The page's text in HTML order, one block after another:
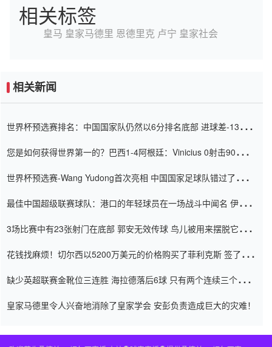
相关标签
皇马 皇家马德里 恩德里克 卢宁 皇家社会
相关新闻
世界杯预选赛排名：中国国家队仍然以6分排名底部 进球差-13令人
您是如何获得世界第一的？巴西1-4阿根廷：Vinicius 0射击90分钟
世界杯预选赛-Wang Yudong首次亮相 中国国家足球队错过了世界
最佳中国超级联赛球队：港口的年轻球员在一场战斗中闻名 伊万放
3场比赛中有23张射门在底部 郭安无效传球 鸟儿被用来摆脱它
花钱找麻烦！切尔西以5200万美元的价格购买了菲利克斯 签了7年
缺少英超联赛金靴位三连胜 海拉德落后6球 只有两个连续三个连续
皇家马德里令人兴奋地消除了皇家学会 安彭负责造成巨大的灾难！